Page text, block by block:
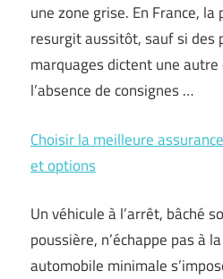
une zone grise. En France,
resurgit aussitôt, sauf si des
marquages dictent une
l’absence de consignes …
Choisir la meilleure
et options
Un véhicule à l’arrêt, bâché
poussière, n’échappe pas à
automobile minimale